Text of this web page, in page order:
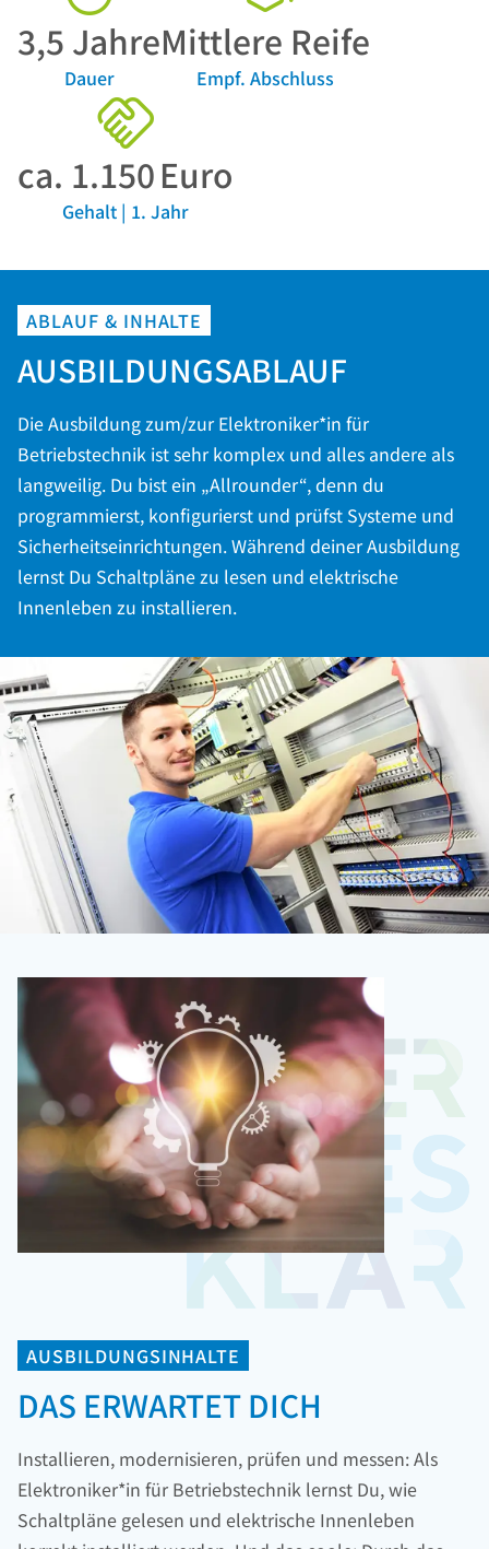
3,5 Jahre
Dauer
Mittlere Reife
Empf. Abschluss
ca. 1.150Euro
Gehalt | 1. Jahr
ABLAUF & INHALTE
AUSBILDUNGSABLAUF
Die Ausbildung zum/zur Elektroniker*in für
Betriebstechnik ist sehr komplex und alles andere als
langweilig. Du bist ein „Allrounder“, denn du
programmierst, konfigurierst und prüfst Systeme und
Sicherheitseinrichtungen. Während deiner Ausbildung
lernst Du Schaltpläne zu lesen und elektrische
Innenleben zu installieren.
AUSBILDUNGSINHALTE
DAS ERWARTET DICH
Installieren, modernisieren, prüfen und messen: Als
Elektroniker*in für Betriebstechnik lernst Du, wie
Schaltpläne gelesen und elektrische Innenleben